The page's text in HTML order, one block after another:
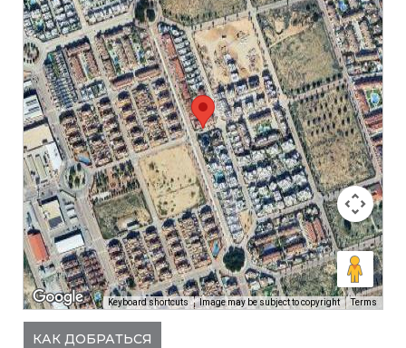
Keyboard shortcuts Image may be subject to copyright Terms
КАК ДОБРАТЬСЯ